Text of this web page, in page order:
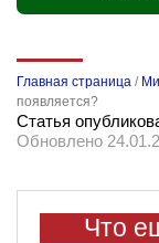
Главная страница /
появляется?
Статья
Обновлено
Что